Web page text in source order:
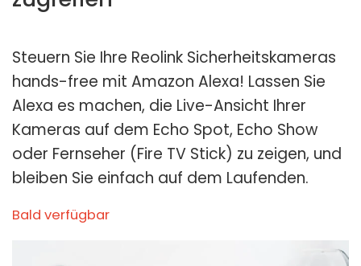
Steuern Sie Ihre Reolink Sicherheitskameras
hands-free mit Amazon Alexa! Lassen Sie
Alexa es machen, die Live-Ansicht Ihrer
Kameras auf dem Echo Spot, Echo Show
oder Fernseher (Fire TV Stick) zu zeigen, und
bleiben Sie einfach auf dem Laufenden.
Bald verfügbar